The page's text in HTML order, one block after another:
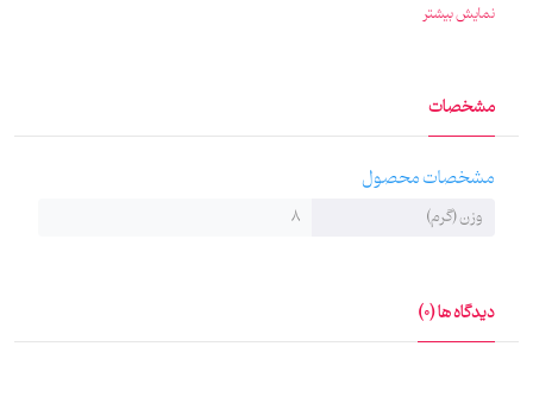
نمایش بیشتر
مشخصات
مشخصات محصول
وزن (گرم) 8
دیدگاه ها (0)